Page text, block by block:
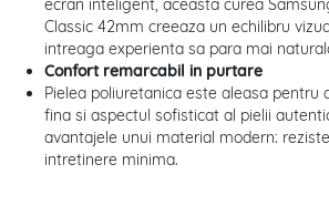
ecran inteligent, aceasta curea
Classic 42mm creeaza un echilibru
intreaga experienta sa para mai
Confort remarcabil in purtare
Pielea poliuretanica este aleasa
fina si aspectul sofisticat al pielii
avantajele unui material modern:
intretinere minima.